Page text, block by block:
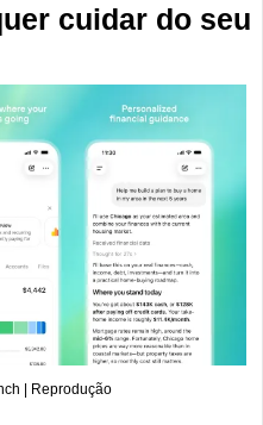
cuidar do seu
| Reprodução